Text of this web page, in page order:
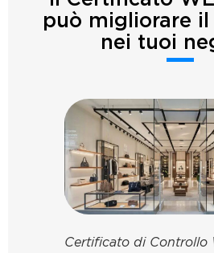
può migliorare il
nei tuoi
Certificato di Controllo